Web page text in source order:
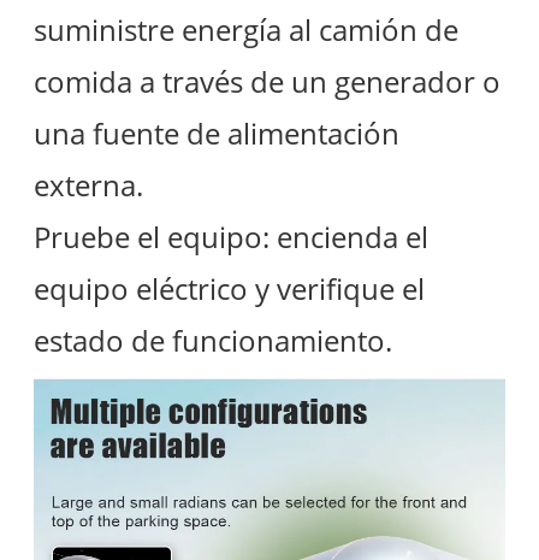
suministre energía al camión de
comida a través de un generador o
una fuente de alimentación
externa.
Pruebe el equipo: encienda el
equipo eléctrico y verifique el
estado de funcionamiento.